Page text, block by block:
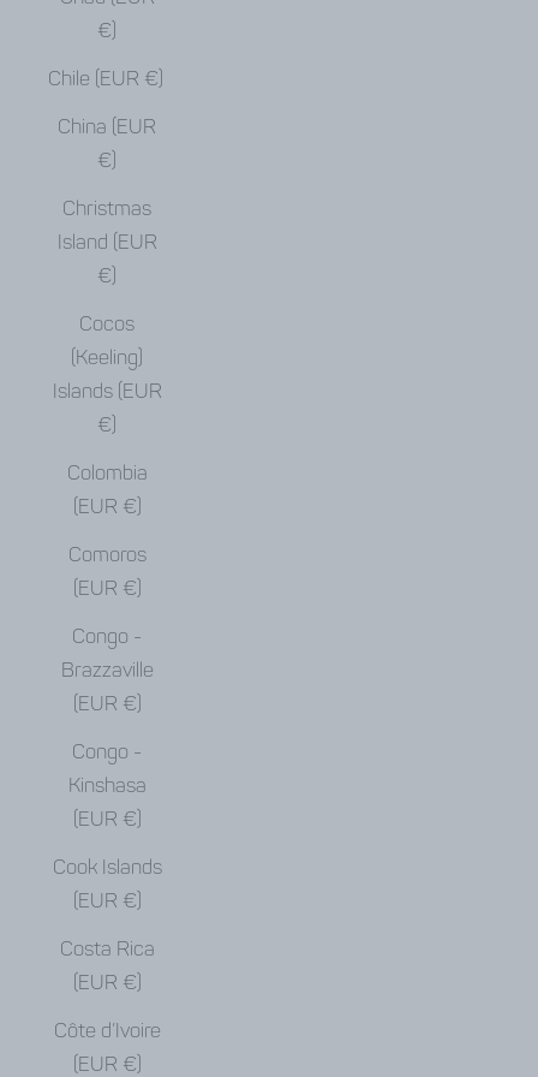
€)
Chile (EUR €)
China (EUR
€)
Christmas
Island (EUR
€)
Cocos
(Keeling)
Islands (EUR
€)
Colombia
(EUR €)
Comoros
(EUR €)
Congo -
Brazzaville
(EUR €)
Congo -
Kinshasa
(EUR €)
Cook Islands
(EUR €)
Costa Rica
(EUR €)
Côte d’Ivoire
(EUR €)